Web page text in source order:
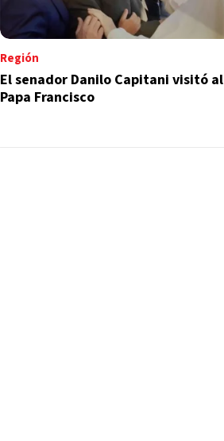
Región
El senador Danilo Capitani visitó al
Papa Francisco